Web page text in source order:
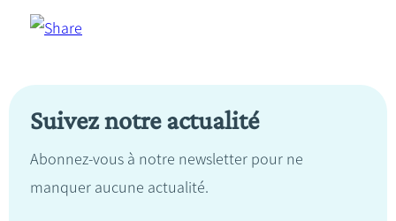
Suivez notre actualité
Abonnez-vous à notre newsletter pour ne
manquer aucune actualité.